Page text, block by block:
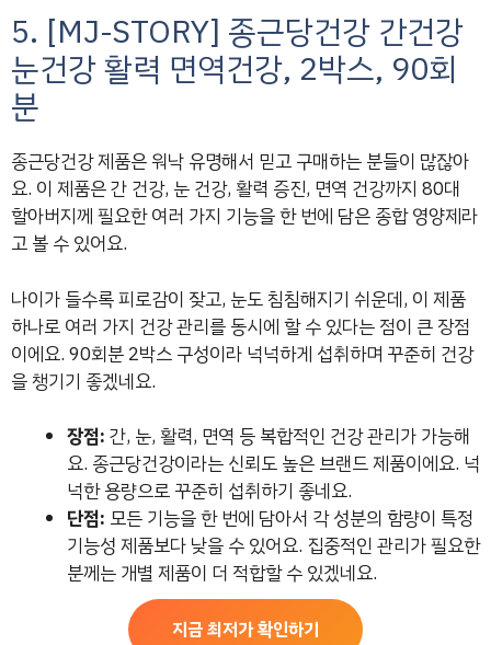
5. [MJ-STORY] 종근당건강 간건강
눈건강 활력 면역건강, 2박스, 90회
분
종근당건강 제품은 워낙 유명해서 믿고 구매하는 분들이 많잖아
요. 이 제품은 간 건강, 눈 건강, 활력 증진, 면역 건강까지 80대
할아버지께 필요한 여러 가지 기능을 한 번에 담은 종합 영양제라
고 볼 수 있어요.
나이가 들수록 피로감이 잦고, 눈도 침침해지기 쉬운데, 이 제품
하나로 여러 가지 건강 관리를 동시에 할 수 있다는 점이 큰 장점
이에요. 90회분 2박스 구성이라 넉넉하게 섭취하며 꾸준히 건강
을 챙기기 좋겠네요.
장점: 간, 눈, 활력, 면역 등 복합적인 건강 관리가 가능해
요. 종근당건강이라는 신뢰도 높은 브랜드 제품이에요. 넉
넉한 용량으로 꾸준히 섭취하기 좋네요.
단점: 모든 기능을 한 번에 담아서 각 성분의 함량이 특정
기능성 제품보다 낮을 수 있어요. 집중적인 관리가 필요한
분께는 개별 제품이 더 적합할 수 있겠네요.
지금 최저가 확인하기